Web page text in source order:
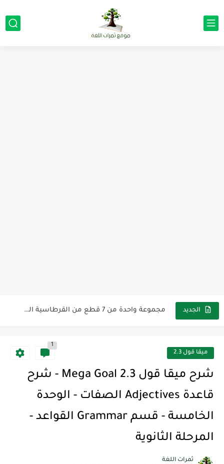
الجديد The Winter Surprise
أهمية تعلم قواعد اللغة الإنجليزية | مكونات الجملة في اللغة... ميقا قول 2.3
1
شرح ميقا قول 2.3 Mega Goal - شرح
قاعدة Adjectives الصفات - الوحدة
الخامسة - قسم Grammar القواعد -
المرحلة الثانوية
ثمرات اللغة